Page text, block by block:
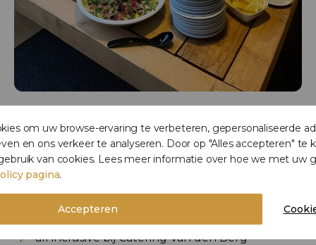
om uw browse-ervaring te verbeteren, gepersonaliseerde
en ons verkeer te analyseren. Door op "Alles accepteren" te
van cookies. Lees meer informatie over hoe we met uw
pagina.
Accepteren
€ 24,95 per persoon
all inclusive bij Catering Van den Berg